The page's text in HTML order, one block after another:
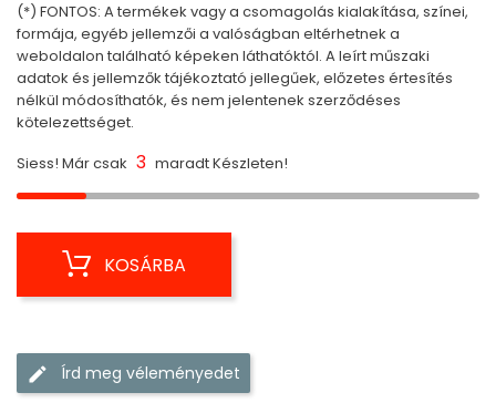
(*) FONTOS: A termékek vagy a csomagolás kialakítása, színei,
formája, egyéb jellemzői a valóságban eltérhetnek a
weboldalon található képeken láthatóktól. A leírt műszaki
adatok és jellemzők tájékoztató jellegűek, előzetes értesítés
nélkül módosíthatók, és nem jelentenek szerződéses
kötelezettséget.
Siess! Már csak 3 maradt Készleten!
KOSÁRBA
Írd meg véleményedet